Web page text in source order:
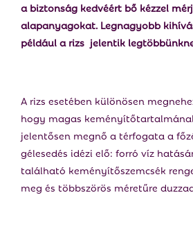
a biztonság kedvéért bő kézzel
alapanyagokat. Legnagyobb
például a rizs ­ jelentik
A rizs esetében különösen
hogy magas
jelentősen megnő a térfogata a
gélesedés idézi elő: forró víz
található keményítőszemcsék
meg és többszörös méretűre